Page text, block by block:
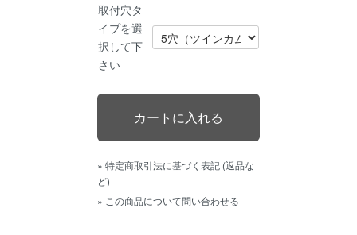
取付穴タ
イプを選
択して下
さい
» 特定商取引法に基づく表記 (返品な
ど)
» この商品について問い合わせる